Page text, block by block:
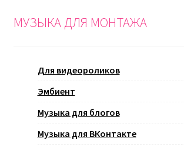
МУЗЫКА ДЛЯ МОНТАЖА
Для видеороликов
Эмбиент
Музыка для блогов
Музыка для ВКонтакте